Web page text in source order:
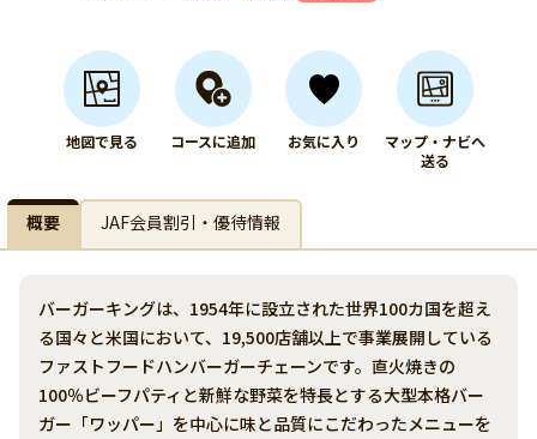
地図で見る コースに追加 お気に入り
マップ・ナビへ
送る
概要 JAF会員割引・優待情報
バーガーキングは、1954年に設立された世界100カ国を超え
る国々と米国において、19,500店舗以上で事業展開している
ファストフードハンバーガーチェーンです。直火焼きの
100％ビーフパティと新鮮な野菜を特長とする大型本格バー
ガー「ワッパー」を中心に味と品質にこだわったメニューを